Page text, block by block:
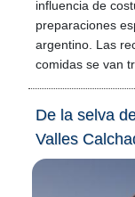
influencia de
preparaciones
argentino. Las
comidas se van
De la selva
Valles